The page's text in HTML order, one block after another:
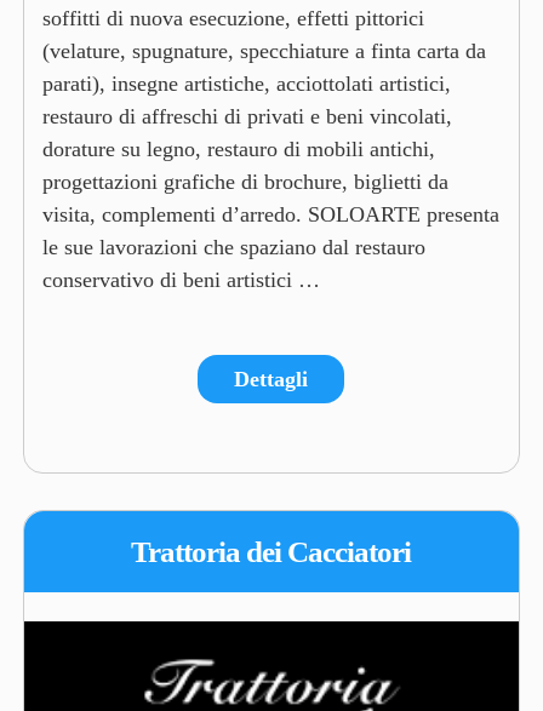
soffitti di nuova esecuzione, effetti pittorici
(velature, spugnature, specchiature a finta carta da
parati), insegne artistiche, acciottolati artistici,
restauro di affreschi di privati e beni vincolati,
dorature su legno, restauro di mobili antichi,
progettazioni grafiche di brochure, biglietti da
visita, complementi d’arredo. SOLOARTE presenta
le sue lavorazioni che spaziano dal restauro
conservativo di beni artistici …
Dettagli
Trattoria dei Cacciatori